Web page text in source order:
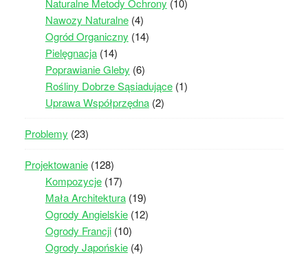
Nawozy Naturalne(4)
Ogród Organiczny (14)
Pielęgnacja(14)
Poprawianie Gleby (6)
Rośliny Dobrze Sąsiadujące(1)
Uprawa Współprzędna(2)
Problemy (23)
Projektowanie(128)
Kompozycje(17)
Mała Architektura(19)
Ogrody Angielskie(12)
Ogrody Francji(10)
Ogrody Japońskie(4)